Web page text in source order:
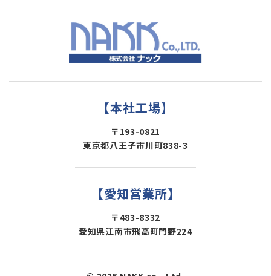
【本社工場】
〒193-0821
東京都八王子市川町838-3
【愛知営業所】
〒483-8332
愛知県江南市飛高町門野224